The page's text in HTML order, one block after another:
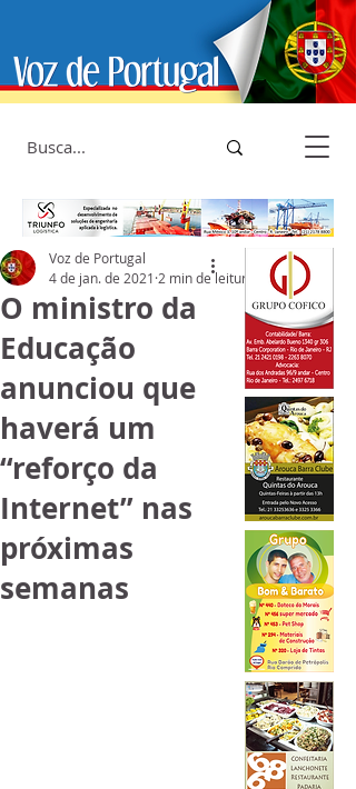
O ministro da
Educação
anunciou que
haverá um
“reforço da
Internet” nas
próximas
semanas
Voz de Portugal
4 de jan. de 2021 2 min de leitura